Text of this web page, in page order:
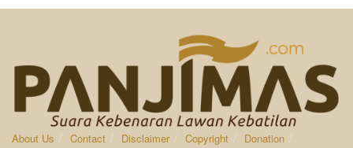
About Us Contact Disclaimer Copyright
Donation